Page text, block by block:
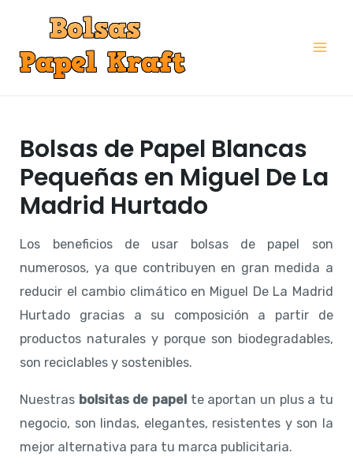
contenido
Bolsas de Papel Blancas
Pequeñas en Miguel De La
Madrid Hurtado
Los beneficios de usar bolsas de papel son
numerosos, ya que contribuyen en gran medida a
reducir el cambio climático en Miguel De La Madrid
Hurtado gracias a su composición a partir de
productos naturales y porque son biodegradables,
son reciclables y sostenibles.
Nuestras bolsitas de papel te aportan un plus a tu
negocio, son lindas, elegantes, resistentes y son la
mejor alternativa para tu marca publicitaria.